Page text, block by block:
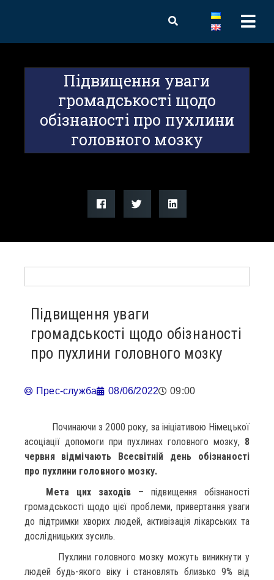
Підвищення уваги
громадськості щодо
обізнаності про пухлини
головного мозку
Підвищення уваги
громадськості щодо обізнаності
про пухлини головного мозку
Прес-служба 08/06/2022 09:00
Починаючи з 2000 року, за ініціативою Німецької
асоціації допомоги при пухлинах головного мозку, 8
червня відмічають Всесвітній день обізнаності
про пухлини головного мозку.
Мета цих заходів – підвищення обізнаності
громадськості щодо цієї проблеми, привертання уваги
до підтримки хворих людей, активізація лікарських та
дослідницьких зусиль.
Пухлини головного мозку можуть виникнути у
людей будь-якого віку і становлять близько 9% від